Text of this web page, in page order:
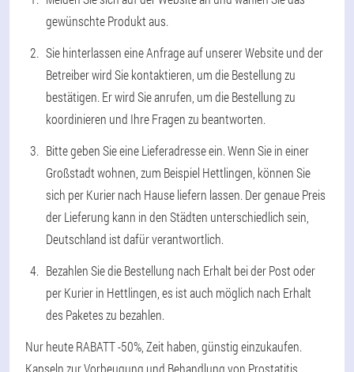
gewünschte Produkt aus.
Sie hinterlassen eine Anfrage auf unserer Website und der
Betreiber wird Sie kontaktieren, um die Bestellung zu
bestätigen. Er wird Sie anrufen, um die Bestellung zu
koordinieren und Ihre Fragen zu beantworten.
Bitte geben Sie eine Lieferadresse ein. Wenn Sie in einer
Großstadt wohnen, zum Beispiel Hettlingen, können Sie
sich per Kurier nach Hause liefern lassen. Der genaue Preis
der Lieferung kann in den Städten unterschiedlich sein,
Deutschland ist dafür verantwortlich.
Bezahlen Sie die Bestellung nach Erhalt bei der Post oder
per Kurier in Hettlingen, es ist auch möglich nach Erhalt
des Paketes zu bezahlen.
Nur heute RABATT -50%, Zeit haben, günstig einzukaufen.
Kapseln zur Vorbeugung und Behandlung von Prostatitis